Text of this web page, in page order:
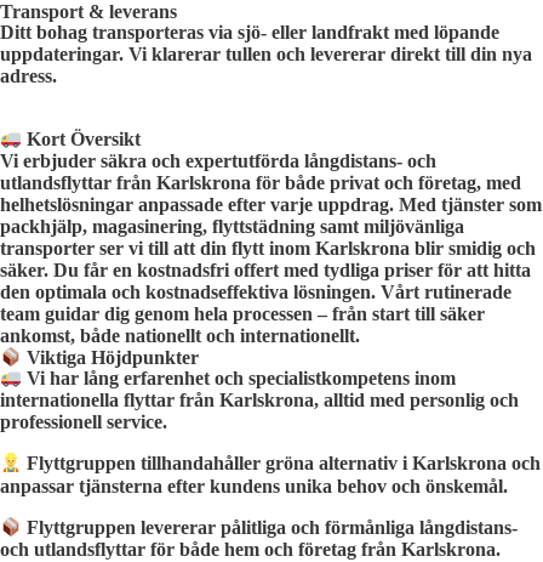
Transport & leverans
Ditt bohag transporteras via sjö- eller landfrakt med löpande
uppdateringar. Vi klarerar tullen och levererar direkt till din nya
adress.
Kort Översikt
Vi erbjuder säkra och expertutförda långdistans- och
utlandsflyttar från Karlskrona för både privat och företag, med
helhetslösningar anpassade efter varje uppdrag. Med tjänster som
packhjälp, magasinering, flyttstädning samt miljövänliga
transporter ser vi till att din flytt inom Karlskrona blir smidig och
säker. Du får en kostnadsfri offert med tydliga priser för att hitta
den optimala och kostnadseffektiva lösningen. Vårt rutinerade
team guidar dig genom hela processen – från start till säker
ankomst, både nationellt och internationellt.
Viktiga Höjdpunkter
Vi har lång erfarenhet och specialistkompetens inom
internationella flyttar från Karlskrona, alltid med personlig och
professionell service.
Flyttgruppen tillhandahåller gröna alternativ i Karlskrona och
anpassar tjänsterna efter kundens unika behov och önskemål.
Flyttgruppen levererar pålitliga och förmånliga långdistans-
och utlandsflyttar för både hem och företag från Karlskrona.